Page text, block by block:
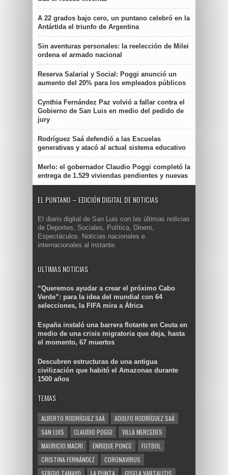
A 22 grados bajo cero, un puntano celebró en la
Antártida el triunfo de Argentina
Sin aventuras personales: la reelección de Milei
ordena el armado nacional
Reserva Salarial y Social: Poggi anunció un
aumento del 20% para los empleados públicos
Cynthia Fernández Paz volvió a fallar contra el
Gobierno de San Luis en medio del pedido de
jury
Rodríguez Saá defendió a las Escuelas
generativas y atacó al actual sistema educativo
Merlo: el gobernador Claudio Poggi completó la
entrega de 1.529 viviendas pendientes y nuevas
EL PUNTANO – EDICIÓN DIGITAL DE NOTICIAS
El diario digital de San Luis con las últimas noticias
de Deportes, Sociales, Política, Dinero,
Espectáculos. Noticias nacionales e
internacionales al instante.
ULTIMAS NOTICIAS
“Queremos ayudar a crear el próximo Cabo
Verde”: para la idea del mundial con 64
selecciones, la FIFA mira a África
España instaló una barrera flotante en Ceuta en
medio de una crisis migratoria que deja, hasta
el momento, 67 muertos
Descubren estructuras de una antigua
civilización que habitó el Amazonas durante
1500 años
TEMAS
ALBERTO RODRÍGUEZ SAÁ
ADOLFO RODRÍGUEZ SAÁ
SAN LUIS
CLAUDIO POGGI
VILLA MERCEDES
MAURICIO MACRI
ENRIQUE PONCE
FUTBOL
CRISTINA FERNÁNDEZ
CORONAVIRUS
SERGIO TAMAYO
LA PUNTA GISELA VARTALITIS